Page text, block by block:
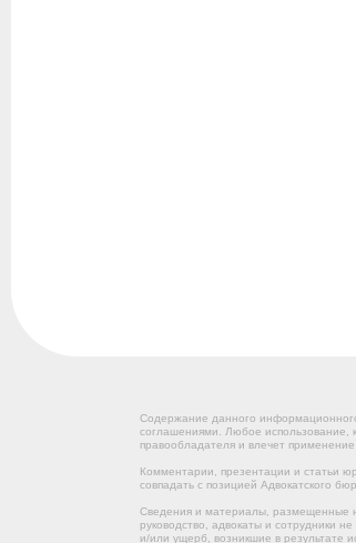
Содержание данного
соглашениями. Любое использование,
правообладателя и влечет применение
Комментарии, презентации и статьи
совпадать с позицией Адвокатского
Сведения и материалы, размещенные
руководство, адвокаты и сотрудники
и/или ущерб, возникшие в результате